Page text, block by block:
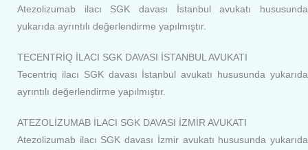
Atezolizumab ilacı SGK davası İstanbul avukatı hususunda
yukarıda ayrıntılı değerlendirme yapılmıştır.
TECENTRİQ İLACI SGK DAVASI İSTANBUL AVUKATI
Tecentriq ilacı SGK davası İstanbul avukatı hususunda yukarıda
ayrıntılı değerlendirme yapılmıştır.
ATEZOLİZUMAB İLACI SGK DAVASI İZMİR AVUKATI
Atezolizumab ilacı SGK davası İzmir avukatı hususunda yukarıda